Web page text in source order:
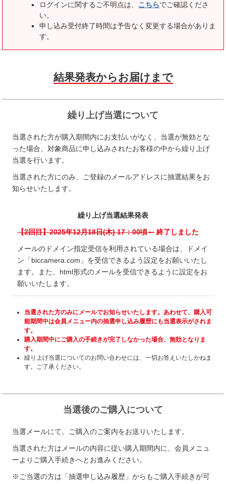
ログインに関するご不明点は、 こちらでご確認くださ
い。
申し込み受付終了時間は予告なく変更する場合がありま
す。
結果発表からお届けまで
繰り上げ当選について
当選された方が購入期間内にお支払いがなく、当選が無効とな
った場合、対象商品に申し込みされたお客様の中から繰り上げ
当選を行います。
当選された方にのみ、ご登録のメールアドレスに抽選結果をお
知らせいたします。
繰り上げ当選結果発表
【2回目】2025年12月18日(木) 17：00頃～終了しました
メールのドメイン指定受信を利用されている場合は、ドメイ
ン「biccamera.com」を受信できるよう設定をお願いいたし
ます。また、html形式のメールを受信できるように設定をお
願いいたします。
当選された方のみにメールでお知らせいたします。あわせて、購入可
能期間中は会員メニュー内の抽選申し込み履歴にも当選表示がされま
す。
購入期間中にご購入の手続きが完了しなかった場合、無効となりま
す。
繰り上げ当選についてのお問い合わせには、一切お答えいたしかねま
す。ご了承ください。
当選後のご購入について
当選メールにて、ご購入のご案内をお送りいたします。
当選された方はメールの内容に従い購入期間内に、会員メニュ
ーよりご購入手続きへとお進みください。
※ご当選の方は「抽選申し込み履歴」からもご購入手続きが可